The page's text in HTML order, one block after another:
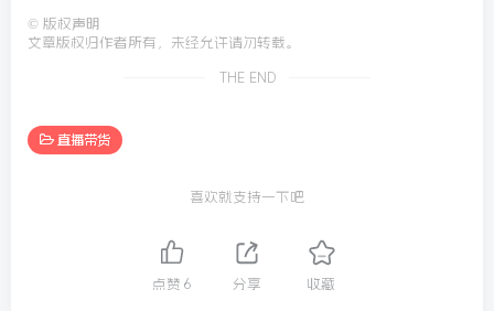
© 版权声明
文章版权归作者所有，未经允许请勿转载。
THE END
直播带货
喜欢就支持一下吧
点赞 6 分享 收藏